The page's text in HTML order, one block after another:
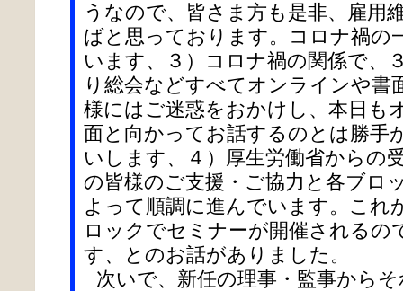
うなので、皆さま方も是非、雇用
ばと思っております。コロナ禍の
います、３）コロナ禍の関係で、
り総会などすべてオンラインや書
様にはご迷惑をおかけし、本日も
面と向かってお話するのとは勝手
いします、４）厚生労働省からの
の皆様のご支援・ご協力と各ブロ
よって順調に進んでいます。これ
ロックでセミナーが開催されるの
す、とのお話がありました。
次いで、新任の理事・監事から